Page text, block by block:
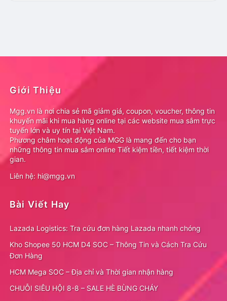
Giới Thiệu
Mgg.vn là nơi chia sẻ mã giảm giá, coupon, voucher, thông tin
khuyến mãi khi mua hàng online tại các website mua sắm trực
tuyến lớn và uy tín tại Việt Nam.
Phương châm hoạt động của MGG là mang đến cho bạn
những thông tin mua sắm online Tiết kiệm tiền, tiết kiệm thời
gian.
Liên hệ: hi@mgg.vn
Bài Viết Hay
Lazada Logistics: Tra cứu đơn hàng Lazada nhanh chóng
Kho Shopee 50 HCM D4 SOC – Thông Tin và Cách Tra Cứu
Đơn Hàng
HCM Mega SOC – Địa chỉ và Thời gian nhận hàng
CHUỖI SIÊU HỘI 8-8 – SALE HÈ BÙNG CHÁY